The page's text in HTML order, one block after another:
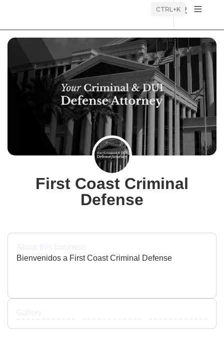
CTRL+K
First Coast Criminal
Defense
About this business
Bienvenidos a First Coast Criminal Defense
Gallery